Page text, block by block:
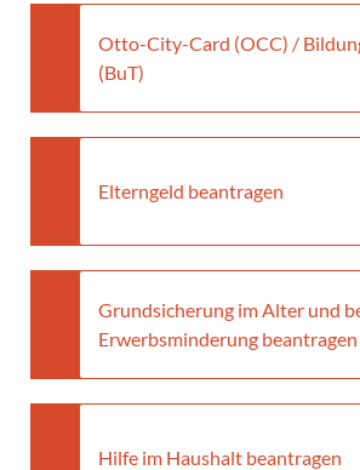
Otto-City-Card (OCC) /
(BuT)
Elterngeld beantragen
Grundsicherung im Alter und
Erwerbsminderung beantragen
Hilfe im Haushalt beantragen